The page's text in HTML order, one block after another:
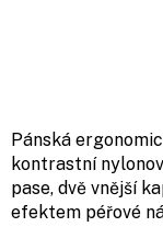
Pánská
kontrastní
pase, dvě vnější
efektem péřové